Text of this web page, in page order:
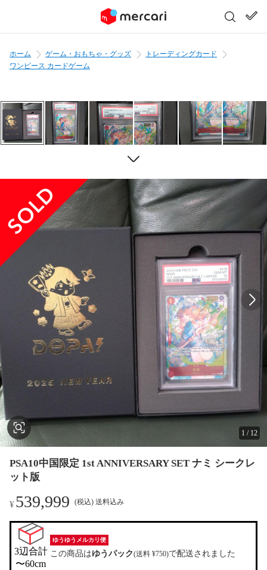
ホーム ゲーム・おもちゃ・グッズ
トレーディングカード
ワンピース カードゲーム
1 / 12
PSA10中国限定 1st ANNIVERSARY SET ナミ シークレ
ット版
¥539,999 (税込) 送料込み
3辺合計
〜60cm
ゆうゆうメルカリ便
この商品はゆうパック(送料 ¥750)で配送されました